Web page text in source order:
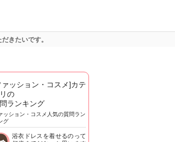
きたいです。
ァッション・コスメ]カテ
の
ランキング
ッション・コスメ人気の質問ラン
グ
浴衣ドレスを着せるのって